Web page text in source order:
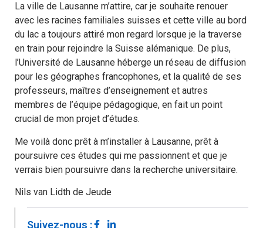
La ville de Lausanne m’attire, car je souhaite renouer
avec les racines familiales suisses et cette ville au bord
du lac a toujours attiré mon regard lorsque je la traverse
en train pour rejoindre la Suisse alémanique. De plus,
l’Université de Lausanne héberge un réseau de diffusion
pour les géographes francophones, et la qualité de ses
professeurs, maîtres d’enseignement et autres
membres de l’équipe pédagogique, en fait un point
crucial de mon projet d’études.
Me voilà donc prêt à m’installer à Lausanne, prêt à
poursuivre ces études qui me passionnent et que je
verrais bien poursuivre dans la recherche universitaire.
Nils van Lidth de Jeude
Suivez-nous :